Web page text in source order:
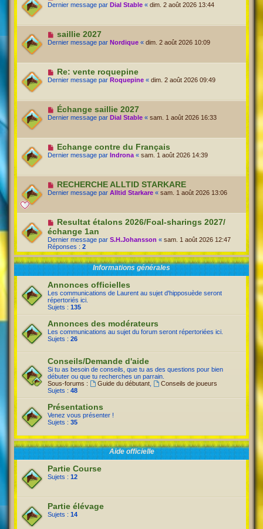
Dernier message par Dial Stable « dim. 2 août 2026 13:44
saillie 2027
Dernier message par Nordique « dim. 2 août 2026 10:09
Re: vente roquepine
Dernier message par Roquepine « dim. 2 août 2026 09:49
Échange saillie 2027
Dernier message par Dial Stable « sam. 1 août 2026 16:33
Echange contre du Français
Dernier message par Indrona « sam. 1 août 2026 14:39
RECHERCHE ALLTID STARKARE
Dernier message par Alltid Starkare « sam. 1 août 2026 13:06
Resultat étalons 2026/Foal-sharings 2027/
échange 1an
Dernier message par S.H.Johansson « sam. 1 août 2026 12:47
Réponses : 2
Informations générales
Annonces officielles
Les communications de Laurent au sujet d'hipposuède seront
répertoriés ici.
Sujets : 135
Annonces des modérateurs
Les communications au sujet du forum seront répertoriées ici.
Sujets : 26
Conseils/Demande d'aide
Si tu as besoin de conseils, que tu as des questions pour bien
débuter ou que tu recherches un parrain.
Sous-forums :
Guide du débutant,
Conseils de joueurs
Sujets : 48
Présentations
Venez vous présenter !
Sujets : 35
Aide officielle
Partie Course
Sujets : 12
Partie élévage
Sujets : 14